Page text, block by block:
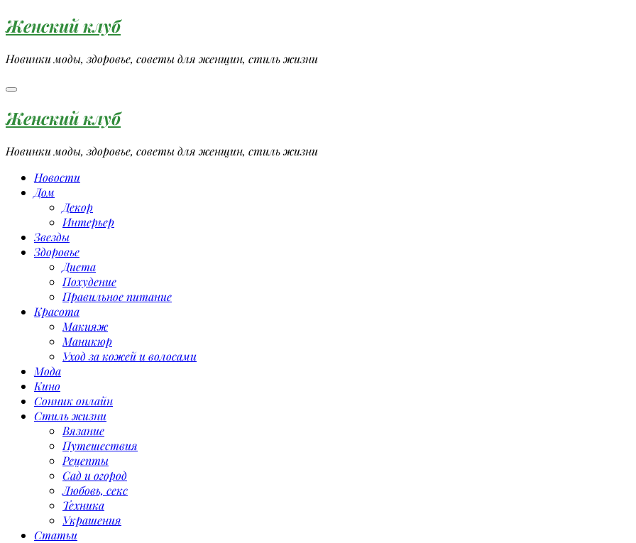
Перейти
к
содержимому
Женский клуб
Новинки моды, здоровье, советы для женщин, стиль жизни
Женский клуб
Новинки моды, здоровье, советы для женщин, стиль жизни
Новости
Дом
Декор
Интерьер
Звезды
Здоровье
Диета
Похудение
Правильное питание
Красота
Макияж
Маникюр
Уход за кожей и волосами
Мода
Кино
Сонник онлайн
Стиль жизни
Вязание
Путешествия
Рецепты
Сад и огород
Любовь, секс
Техника
Украшения
Статьи